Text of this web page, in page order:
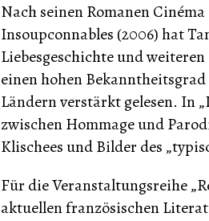
Nach seinen Romanen
Insoupconnables (2006) hat
Liebesgeschichte und
einen hohen
Ländern verstärkt gelesen. In
zwischen Hommage und
Klischees und Bilder des
Für die Veranstaltungsreihe
aktuellen französischen